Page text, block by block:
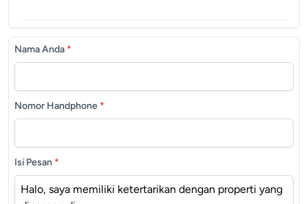
Nama Anda *
Nomor Handphone *
Isi Pesan *